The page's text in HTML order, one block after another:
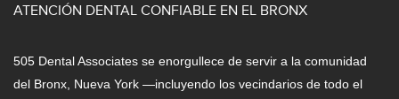
ATENCIÓN DENTAL CONFIABLE EN EL BRONX
505 Dental Associates se enorgullece de servir a la comunidad
del Bronx, Nueva York —incluyendo los vecindarios de todo el